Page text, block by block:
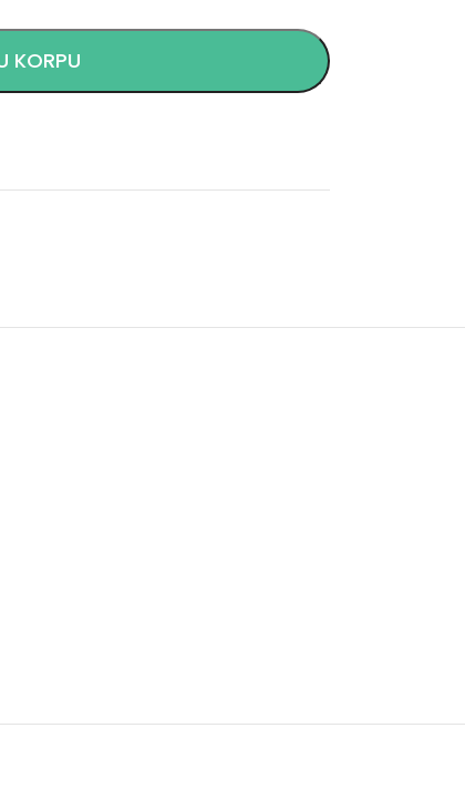
KORPU